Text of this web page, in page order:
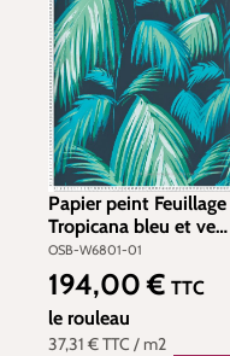
Papier peint Feuillage
Tropicana bleu et vert
- The Wallpaper
Collection de
Matthew Williamson |
Réf. OSB-W6801-01
OSB-W6801-01
37,31 €TTC / m2
Prix régulier :
194,00 € TTC
le rouleau